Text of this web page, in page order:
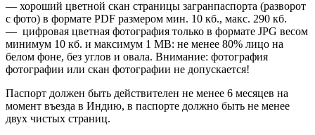
— хороший цветной скан страницы загранпаспорта (разворот
с фото) в формате PDF размером мин. 10 кб., макс. 290 кб.
— цифровая цветная фотография только в формате JPG весом
минимум 10 кб. и максимум 1 MB: не менее 80% лицо на
белом фоне, без углов и овала. Внимание: фотография
фотографии или скан фотографии не допускается!
Паспорт должен быть действителен не менее 6 месяцев на
момент въезда в Индию, в паспорте должно быть не менее
двух чистых страниц.